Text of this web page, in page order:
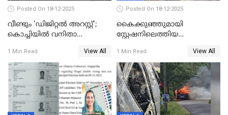
Posted On 18-12-2025
വീണ്ടും 'ഡിജിറ്റല്‍ അറസ്റ്റ്';
കൊച്ചിയില്‍ വനിതാ
കോടി രൂപ
1 Min Read View All
Posted On 18-12-2025
കൈക്കുഞ്ഞുമായി
സ്റ്റേഷനിലെത്തിയ
കരണത്തടിച്ചു; CC ടിവി
ദൃശ്യങ്ങൾ പുറത്ത്
1 Min Read View All